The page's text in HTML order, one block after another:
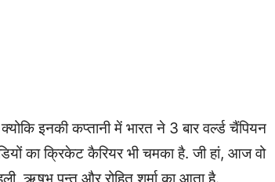
इनकी कप्तानी में भारत ने 3 बार वर्ल्ड चैंपियन
का क्रिकेट कैरियर भी चमका है. जी हां, आज वो